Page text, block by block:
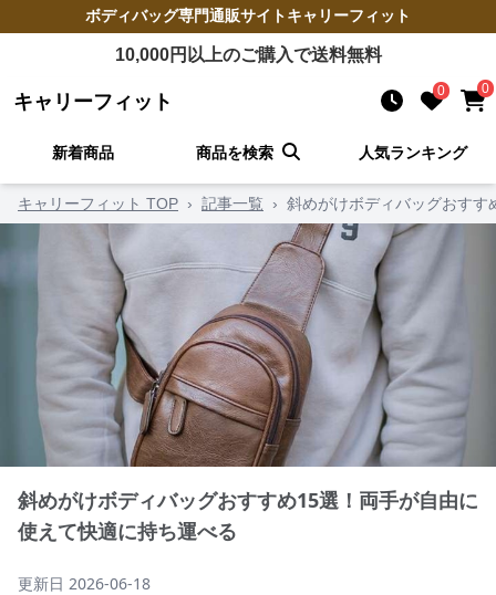
ボディバッグ専門通販サイトキャリーフィット
10,000円以上のご購入で送料無料
キャリーフィット 0 0
新着商品 商品を検索 人気ランキング
キャリーフィット TOP › 記事一覧 › 斜めがけボディバッグおすす
斜めがけボディバッグおすすめ15選！両手が自由に
使えて快適に持ち運べる
更新日 2026-06-18